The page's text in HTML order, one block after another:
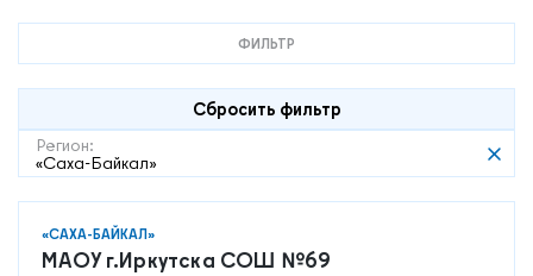
ФИЛЬТР
Сбросить фильтр
Регион:
«Саха-Байкал»
«САХА-БАЙКАЛ»
МАОУ г.Иркутска СОШ №69